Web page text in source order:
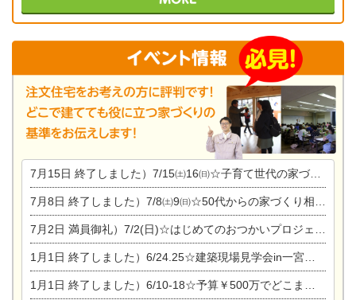
7月15日 終了しました）7/15㈯16㈰☆子育て世代の家づくり相談会
7月8日 終了しました）7/8㈯9㈰☆50代からの家づくり相談会
7月2日 満員御礼）7/2(日)☆はじめてのおつかいプロジェクト
1月1日 終了しました）6/24.25☆建築現場見学会in一宮市木曽川町
1月1日 終了しました）6/10-18☆予算￥500万でどこまでできるの？リフォーム相談会